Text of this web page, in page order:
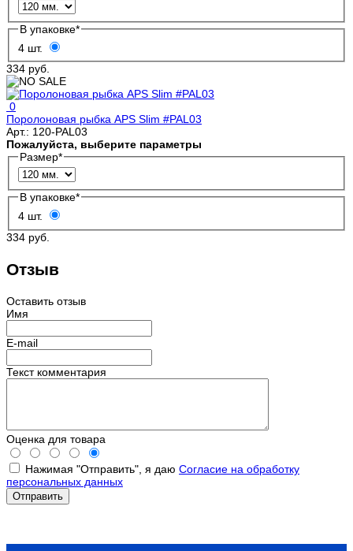
В упаковке*
4 шт.
334 руб.
0
Поролоновая рыбка APS Slim #PAL03
Арт.: 120-PAL03
Пожалуйста, выберите параметры
Размер*
В упаковке*
4 шт.
334 руб.
Отзыв
Оставить отзыв
Имя
E-mail
Текст комментария
Оценка для товара
Нажимая "Отправить", я даю Согласие на обработку
персональных данных